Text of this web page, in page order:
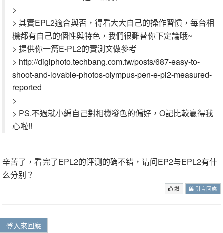
>
> 其實EPL2適合與否，得看大大自己的操作習慣，每台相
機都有自己的個性與特色，我們很難替你下定論哦~
> 提供你一篇E-PL2的實測文做參考
> http://digiphoto.techbang.com.tw/posts/687-easy-to-
shoot-and-lovable-photos-olympus-pen-e-pl2-measured-
reported
>
> PS.不過就小編自己對相機發色的偏好，O記比較贏得我
心啦!!
辛苦了，看完了EPL2的评测的确不错，请问EP2与EPL2有什
么分别？
讚 引言回應
登入來回應